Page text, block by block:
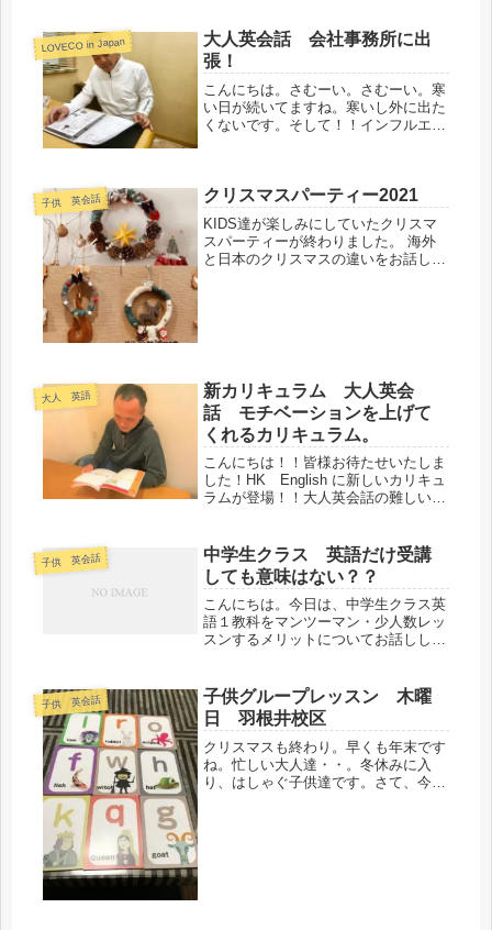
LOVECO in Japan
大人英会話 会社事務所に出
張！
こんにちは。さむーい。さむーい。寒
い日が続いてますね。寒いし外に出た
くないです。そして！！インフルエン
ばいいのに・・あるんです！！！！ご
自...
子供 英会話 クリスマスパーティー2021
KIDS達が楽しみにしていたクリスマ
スパーティーが終わりました。 海外
と日本のクリスマスの違いをお話した
大人 英語
新カリキュラム 大人英会
話 モチベーションを上げて
くれるカリキュラム。
こんにちは！！皆様お待たせいたしま
した！HK English に新しいカリキュ
ラムが登場！！大人英会話の難しい所
たにやるぞ！！の気持ちを与えてくれ
ます！本当これはすごいです。...
子供 英会話
中学生クラス 英語だけ受講
しても意味はない？？
こんにちは。今日は、中学生クラス英
語１教科をマンツーマン・少人数レッ
スンするメリットについてお話ししま
けにフォーカスしてレッスンするとい
う決断ができない。」があります。私
も...
子供 英会話
子供グループレッスン 木曜
日 羽根井校区
クリスマスも終わり。早くも年末です
ね。忙しい大人達・・。冬休みに入
り、はしゃぐ子供達です。さて、今日